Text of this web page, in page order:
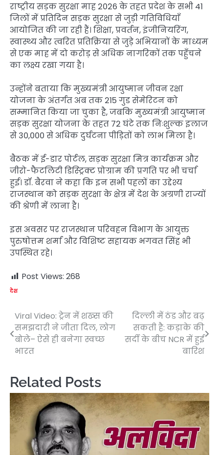
राष्ट्रीय सड़क सुरक्षा माह 2026 के तहत प्रदेश के सभी 41
जिलों में प्रतिदिन सड़क सुरक्षा से जुड़ी गतिविधियाँ
आयोजित की जा रही हैं। शिक्षा, प्रवर्तन, इंजीनियरिंग,
स्वास्थ्य और त्वरित प्रतिक्रिया से जुड़े अभियानों के माध्यम
से एक माह में दो करोड़ से अधिक नागरिकों तक पहुँचने
का लक्ष्य रखा गया है।
उन्होंने बताया कि मुख्यमंत्री आयुष्मान जीवन रक्षा
योजना के अंतर्गत अब तक 215 गुड सेमेरिटन को
सम्मानित किया जा चुका है, जबकि मुख्यमंत्री आयुष्मान
सड़क सुरक्षा योजना के तहत 72 घंटे तक निःशुल्क इलाज
से 30,000 से अधिक दुर्घटना पीड़ितों को लाभ मिला है।
बैठक में ई-डार पोर्टल, सड़क सुरक्षा मित्र कार्यक्रम और
जीरो-फैटलिटी डिस्ट्रिक्ट प्रोग्राम की प्रगति पर भी चर्चा
हुई। डॉ. बैरवा ने कहा कि इन सभी पहलों का उद्देश्य
राजस्थान को सड़क सुरक्षा के क्षेत्र में देश के अग्रणी राज्यों
की श्रेणी में लाना है।
इस अवसर पर राजस्थान परिवहन विभाग के आयुक्त
पुरुषोत्तम शर्मा और विशिष्ट सहायक भगवत सिंह भी
उपस्थित रहे।
Post Views: 268
देश
Post
navigation
Viral Video: ट्रेन में शख्स की
समझदारी ने जीता दिल, लोग
बोले– ऐसे ही बनेगा स्वच्छ
भारत
दिल्ली में ठंड और बढ़
सकती है: कड़ाके की
सर्दी के बीच NCR में हुई
बारिश
Related Posts